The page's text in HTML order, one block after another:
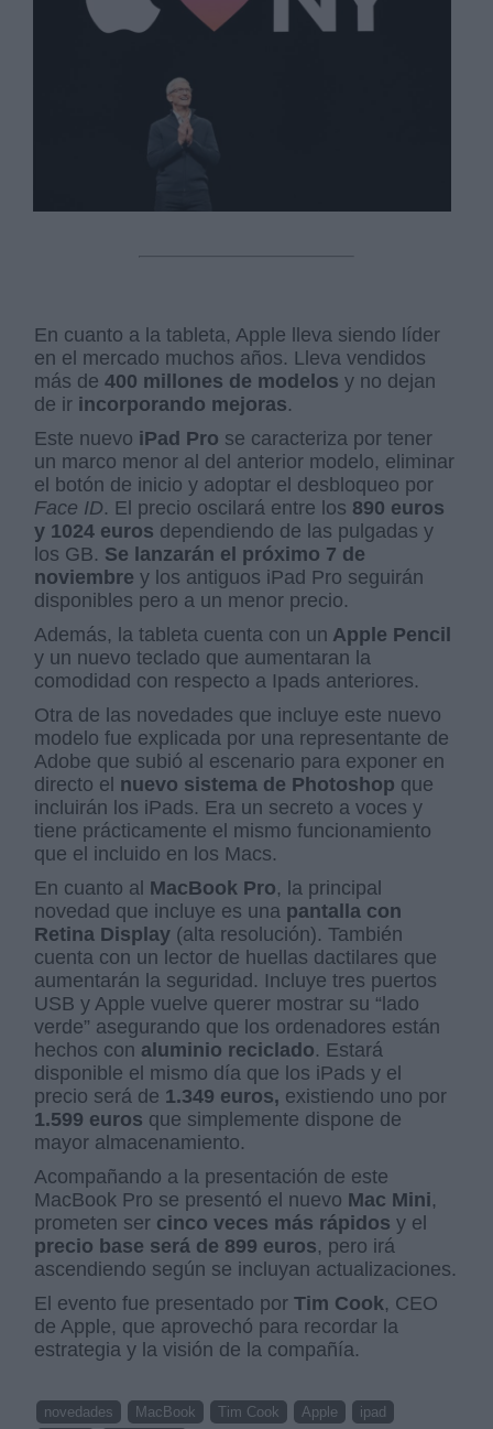
En cuanto a la tableta, Apple lleva siendo líder
en el mercado muchos años. Lleva vendidos
más de400 millones de modelos y no dejan
de ir incorporando mejoras.
Este nuevo iPad Pro se caracteriza por tener
un marco menor al del anterior modelo, eliminar
el botón de inicio y adoptar el desbloqueo por
Face ID. El precio oscilará entre los 890 euros
y 1024 euros dependiendo de las pulgadas y
los GB. Se lanzarán el próximo 7 de
noviembre y los antiguos iPad Pro seguirán
disponibles pero a un menor precio.
Además, la tableta cuenta con un Apple Pencil
y un nuevo teclado que aumentaran la
comodidad con respecto a Ipads anteriores.
Otra de las novedades que incluye este nuevo
modelo fue explicada por una representante de
Adobe que subió al escenario para exponer en
directo el nuevo sistema de Photoshop que
incluirán los iPads. Era un secreto a voces y
tiene prácticamente el mismo funcionamiento
que el incluido en los Macs.
En cuanto al MacBook Pro, la principal
novedad que incluye es una pantalla con
Retina Display (alta resolución). También
cuenta con un lector de huellas dactilares que
aumentarán la seguridad. Incluye tres puertos
USB y Apple vuelve querer mostrar su “lado
verde” asegurando que los ordenadores están
hechos con aluminio reciclado. Estará
disponible el mismo día que los iPads y el
precio será de 1.349 euros, existiendo uno por
1.599 euros que simplemente dispone de
mayor almacenamiento.
Acompañando a la presentación de este
MacBook Pro se presentó el nuevo Mac Mini,
prometen ser cinco veces más rápidos y el
precio base será de 899 euros, pero irá
ascendiendo según se incluyan actualizaciones.
El evento fue presentado porTim Cook, CEO
de Apple, que aprovechó para recordar la
estrategia y la visión de la compañía.
novedades MacBook Tim Cook Apple
ipad
Información adicional